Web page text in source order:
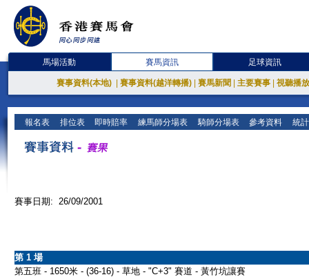
馬場活動 賽馬資訊 足球資訊
賽事資料(本地) 賽事資料(越洋轉播) 賽馬新聞 主要賽事 視聽播
報名表 排位表 即時賠率 練馬師分場表 騎師分場表 參考資料 統
賽事日期: 26/09/2001
第 1 場
第五班 - 1650米 - (36-16) - 草地 - "C+3" 賽道 - 黃竹坑讓賽